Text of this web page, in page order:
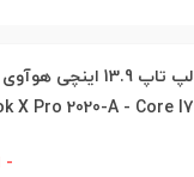
لپ تاپ 13.9 اینچی
X Pro 2020-A - Core I7
-